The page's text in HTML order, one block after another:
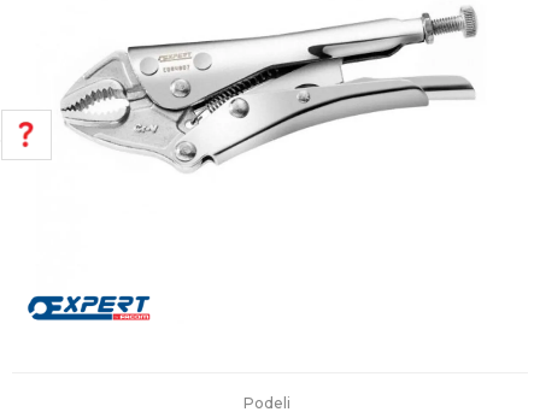
Podeli
011 4427900